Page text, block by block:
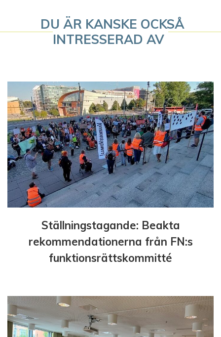
e
n
g
DU ÄR KANSKE OCKSÅ
INTRESSERAD AV
Ställningstagande: Beakta
rekommendationerna från FN:s
funktionsrättskommitté